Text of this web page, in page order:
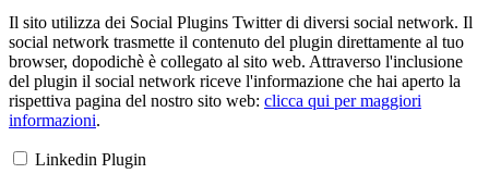
Il sito utilizza dei Social Plugins Twitter di diversi social network. Il
social network trasmette il contenuto del plugin direttamente al tuo
browser, dopodichè è collegato al sito web. Attraverso l'inclusione
del plugin il social network riceve l'informazione che hai aperto la
rispettiva pagina del nostro sito web: clicca qui per maggiori
informazioni.
Linkedin Plugin